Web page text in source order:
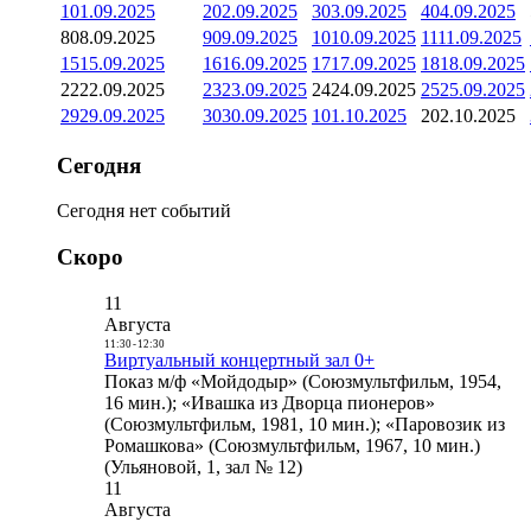
101.09.2025 202.09.2025 303.09.2025 404.09.2025
808.09.2025 909.09.2025 1010.09.2025 1111.09.2025
1515.09.2025 1616.09.2025 1717.09.2025 1818.09.2025
2222.09.2025 2323.09.2025 2424.09.2025 2525.09.2025
2929.09.2025 3030.09.2025 101.10.2025 202.10.2025
Сегодня
Сегодня нет событий
Скоро
11
Августа
11:30- 12:30
Виртуальный концертный зал 0+
Показ м/ф «Мойдодыр» (Союзмультфильм, 1954,
16 мин.); «Ивашка из Дворца пионеров»
(Союзмультфильм, 1981, 10 мин.); «Паровозик из
Ромашкова» (Союзмультфильм, 1967, 10 мин.)
(Ульяновой, 1, зал № 12)
11
Августа